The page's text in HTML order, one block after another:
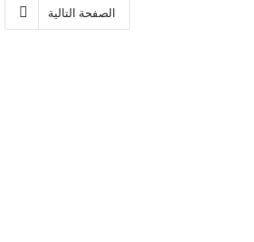
الصفحة التالية